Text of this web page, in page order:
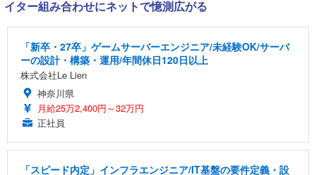
イター組み合わせにネットで憶測広がる
「新卒・27卒」ゲームサーバーエンジニア/未経験OK/サーバ
ーの設計・構築・運用/年間休日120日以上
株式会社Le Lien
神奈川県
月給25万2,400円～32万円
正社員
「スピード内定」インフラエンジニア/IT基盤の要件定義・設